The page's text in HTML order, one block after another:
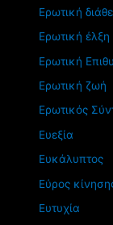
Ερωτική
Ερωτική έλξη
Ερωτική
Ερωτική ζωή
Ερωτικός
Ευεξία
Ευκάλυπτος
Εύρος
Ευτυχία